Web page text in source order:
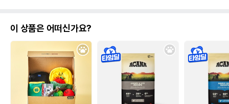
이 상품은 어떠신가요?